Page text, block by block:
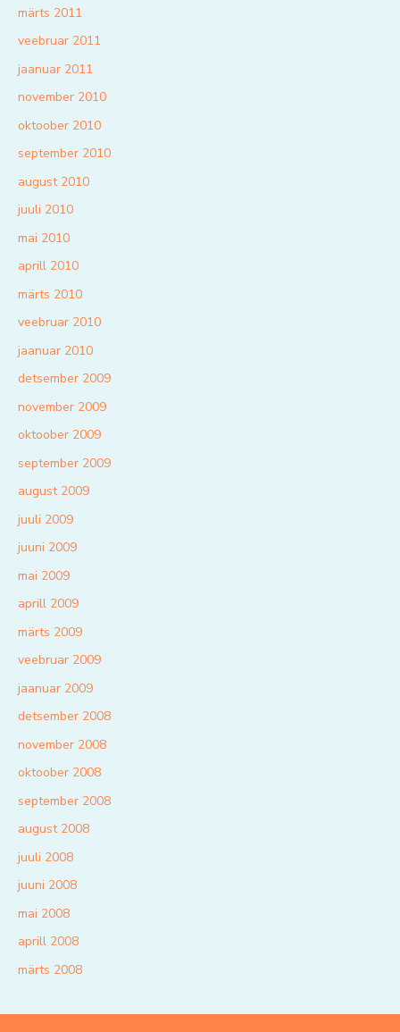
märts 2011
veebruar 2011
jaanuar 2011
november 2010
oktoober 2010
september 2010
august 2010
juuli 2010
mai 2010
aprill 2010
märts 2010
veebruar 2010
jaanuar 2010
detsember 2009
november 2009
oktoober 2009
september 2009
august 2009
juuli 2009
juuni 2009
mai 2009
aprill 2009
märts 2009
veebruar 2009
jaanuar 2009
detsember 2008
november 2008
oktoober 2008
september 2008
august 2008
juuli 2008
juuni 2008
mai 2008
aprill 2008
märts 2008